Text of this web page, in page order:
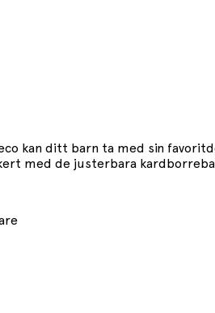
kan ditt barn ta med sin
med de justerbara